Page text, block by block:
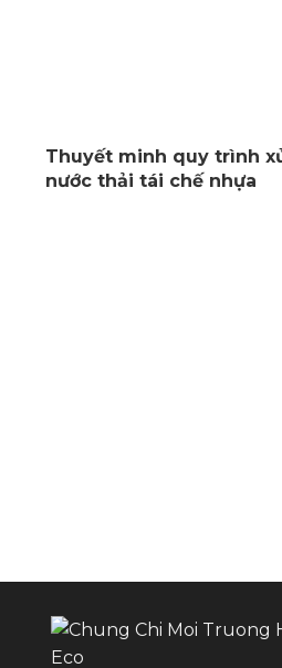
Thuyết minh quy trình
nước thải tái chế nhựa